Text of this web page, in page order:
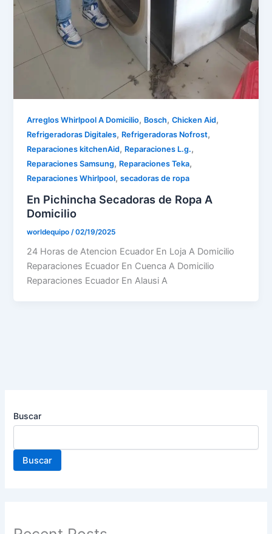
Buscar
Buscar
Arreglos Whirlpool A Domicilio, Bosch,Chicken Aid,
Refrigeradoras Digitales, Refrigeradoras Nofrost,
Reparaciones kitchenAid, Reparaciones L.g.,
Reparaciones Samsung, Reparaciones Teka,
Reparaciones Whirlpool,secadoras de ropa
En Pichincha Secadoras de Ropa A
Domicilio
worldequipo /02/19/2025
24 Horas de Atencion Ecuador En Loja A Domicilio
Reparaciones Ecuador En Cuenca A Domicilio
Reparaciones Ecuador En Alausi A